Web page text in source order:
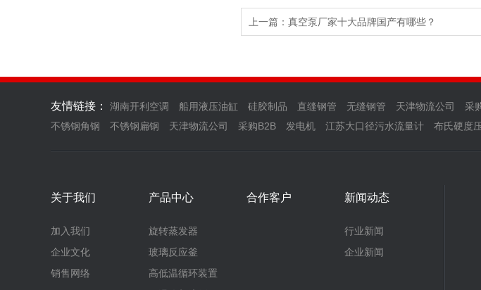
上一篇： 真空泵厂家十大品牌国产有哪些？
友情链接： 湖南开利空调 船用液压油缸 硅胶制品 直缝钢管 无缝钢管 天津物流公司 采
不锈钢角钢
不锈钢扁钢 天津物流公司 采购B2B 发电机 江苏大口径污水流量计 布氏硬度
关于我们
加入我们
企业文化
销售网络
产品中心
旋转蒸发器
玻璃反应釜
高低温循环装置
合作客户 新闻动态
行业新闻
企业新闻